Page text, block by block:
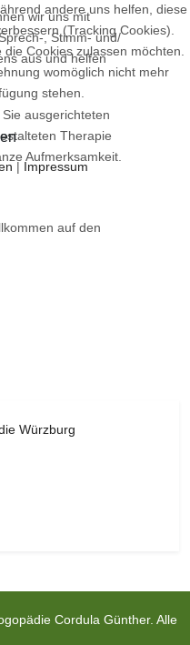
wir uns mit
, Stimm- und/
aus und helfen
ausgerichteten
Therapie
Aufmerksamkeit.
auf den
Cordula Günther. Alle
andere uns helfen, diese
(Tracking Cookies).
Cookies zulassen möchten.
womöglich nicht mehr
stehen.
|Impressum